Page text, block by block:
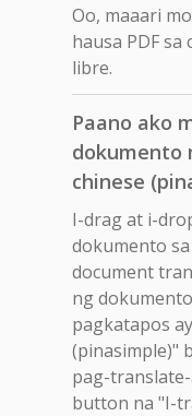
Oo, maaari
hausa PDF
libre.
Paano ako
dokumento
chinese
I-drag at i-
dokumento
document
ng
pagkatapos
(pinasimple)"
pag-
button na "I-